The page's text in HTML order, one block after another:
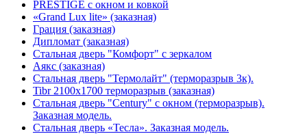
PRESTIGE с окном и ковкой
«Grand Lux lite» (заказная)
Гpация (заказная)
Дипломат (заказная)
Стальная дверь "Комфорт" с зеркалом
Аякс (заказная)
Стальная дверь "Термолайт" (терморазрыв 3к).
Tibr 2100х1700 терморазрыв (заказная)
Стальная дверь "Century" с окном (терморазрыв).
Заказная модель.
Стальная дверь «Тесла». Заказная модель.